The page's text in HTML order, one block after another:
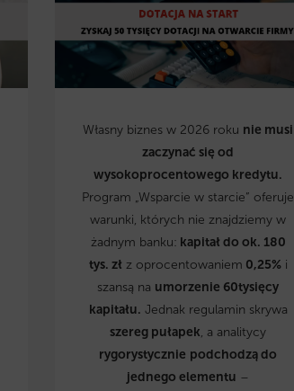
Własny biznes w 2026 roku nie musi
zaczynać się od
wysokoprocentowego kredytu.
Program „Wsparcie w starcie” oferuje
warunki, których nie znajdziemy w
żadnym banku: kapitał do ok. 180
tys. zł z oprocentowaniem 0,25%i
szansą na umorzenie 60tysięcy
kapitału. Jednak regulamin skrywa
szereg pułapek, a analitycy
rygorystycznie podchodzą do
jednego elementu –